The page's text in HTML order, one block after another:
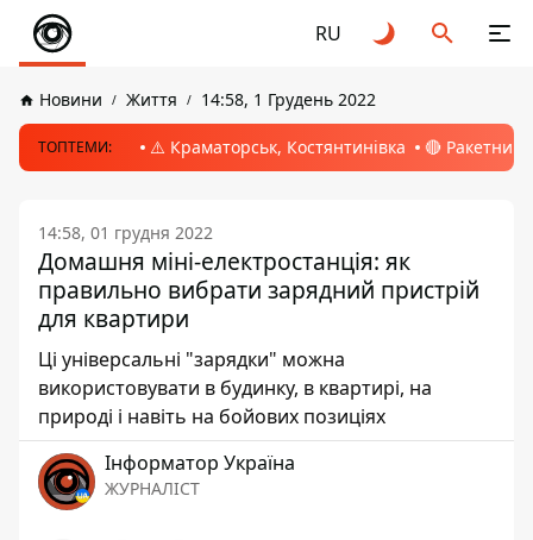
RU
Новини Життя 14:58, 1 Грудень 2022
ТОПТЕМИ: ⚠️ Краматорськ, Костянтинівка 🔴 Ракетний
14:58, 01 грудня 2022
Домашня міні-електростанція: як
правильно вибрати зарядний пристрій
для квартири
Ці універсальні "зарядки" можна
використовувати в будинку, в квартирі, на
природі і навіть на бойових позиціях
Інформатор Україна
ЖУРНАЛІСТ